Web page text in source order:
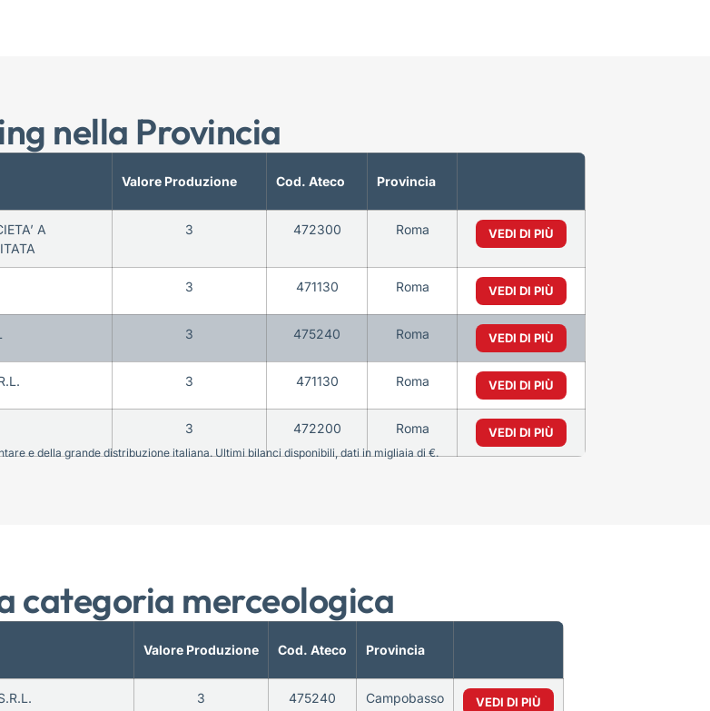
nella Provincia
Valore Produzione Cod. Ateco Provincia
A
3 472300 Roma VEDI DI PIÙ
3 471130 Roma VEDI DI PIÙ
3 475240 Roma VEDI DI PIÙ
3 471130 Roma VEDI DI PIÙ
3 472200 Roma VEDI DI PIÙ
e della grande distribuzione italiana. Ultimi bilanci disponibili, dati in migliaia di €.
categoria merceologica
Valore Produzione Cod. Ateco Provincia
3 475240 Campobasso VEDI DI PIÙ